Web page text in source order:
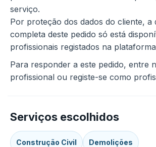
serviço.
Por proteção dos dados do cliente, a
completa deste pedido só está
profissionais registados na
Para responder a este pedido, entre
profissional ou registe-se como
Serviços escolhidos
Construção Civil Demolições